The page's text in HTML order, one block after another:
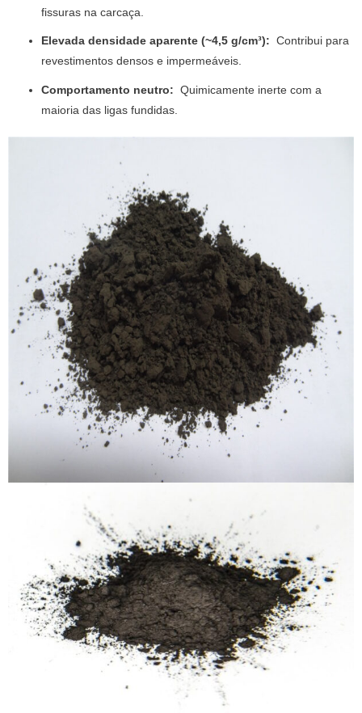
fissuras na carcaça.
Elevada densidade aparente (~4,5 g/cm³): Contribui para
revestimentos densos e impermeáveis.
Comportamento neutro: Quimicamente inerte com a
maioria das ligas fundidas.